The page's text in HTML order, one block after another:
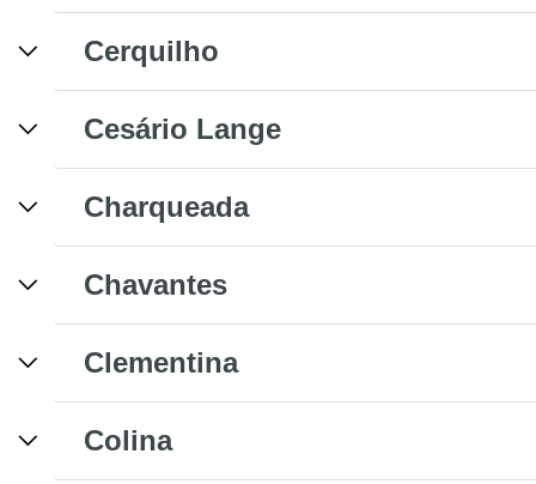
Cerquilho
Cesário Lange
Charqueada
Chavantes
Clementina
Colina